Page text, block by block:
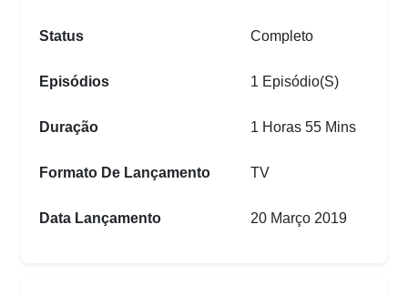
Status Completo
Episódios 1 Episódio(s)
Duração 1 Horas 55 Mins
Formato De Lançamento TV
Data Lançamento 20 Março 2019